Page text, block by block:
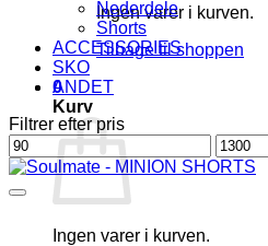
Ingen varer i kurven.
Tilbage til shoppen
0
Kurv
Ingen varer i kurven.
Nederdele
Shorts
ACCESSORIES
SKO
ANDET
Filtrer efter pris
Mindste
pris
Højeste
pris